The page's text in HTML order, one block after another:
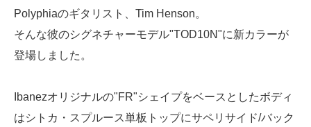
Polyphiaのギタリスト、Tim Henson。
そんな彼のシグネチャーモデル"TOD10N"に新カラーが
登場しました。
Ibanezオリジナルの"FR"シェイプをベースとしたボディ
はシトカ・スプルース単板トップにサペリサイド/バック